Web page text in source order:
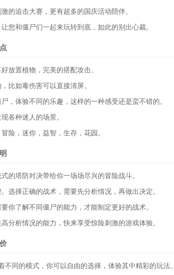
追击大赛，更有超多的国庆活动陪伴。
和僵尸们一起来玩转到底，如此的别出心裁。
置植物，完美的搭配攻击。
如毒伤害可以直接清屏。
体验不同的乐趣，这样的一种感受还是蛮不错的。
种迷人的场景。
，迷你，益智，生存，花园。
塔防对决带给你一场场尽兴的冒险战斗。
择正确的战术，需要先分析情况，再做出决定。
了解不同僵尸的能力，才能制定更好的战术。
析情况的能力，快来享受惊险刺激的游戏体验。
同的模式，你可以自由的选择，体验其中精彩的玩法。